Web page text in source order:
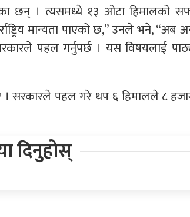
छन् । त्यसमध्ये १३ ओटा हिमालको
मान्यता पाएको छ,” उनले भने, “अब
सरकारले पहल गर्नुपर्छ । यस विषयलाई
सरकारले पहल गरे थप ६ हिमालले ८
दिनुहोस्